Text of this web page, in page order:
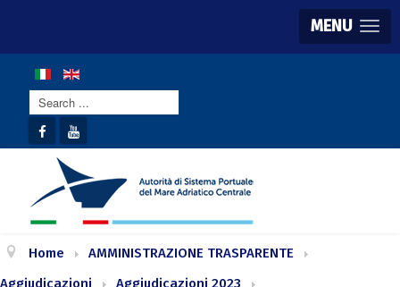
MENU
Search
...
Home
AMMINISTRAZIONE TRASPARENTE
Aggiudicazioni
Aggiudicazioni 2023